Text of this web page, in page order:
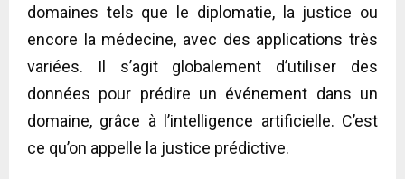
domaines tels que le diplomatie, la justice ou
encore la médecine, avec des applications très
variées. Il s’agit globalement d’utiliser des
données pour prédire un événement dans un
domaine, grâce à l’intelligence artificielle. C’est
ce qu’on appelle la justice prédictive.